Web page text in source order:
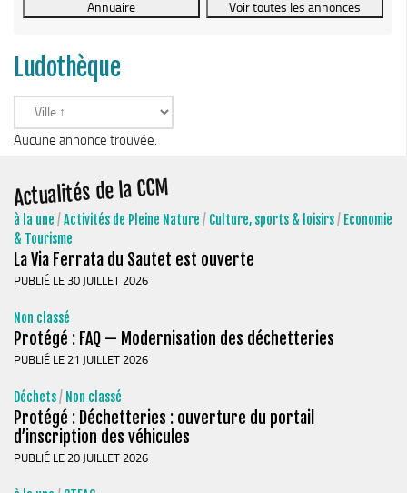
Le Conseil Communautaire
La CCM recrute
Publications
Economie & Tourisme
Développement économique
LEADER, aides européennes
Travaillez en Matheysine
Montagne, Agriculture & Forêt
Guide des producteurs
Stratégie forestière du massif sud Isère
Stratégie Foncière
Ludothèque
Aucune annonce trouvée.
Actualités de la CCM
à la une /Activités de Pleine Nature / Culture, sports & loisirs/ Economie
& Tourisme
La Via Ferrata du Sautet est ouverte
PUBLIÉ LE 30 JUILLET 2026
Non classé
Protégé : FAQ — Modernisation des déchetteries
PUBLIÉ LE 21 JUILLET 2026
Déchets/ Non classé
Protégé : Déchetteries : ouverture du portail
d’inscription des véhicules
PUBLIÉ LE 20 JUILLET 2026